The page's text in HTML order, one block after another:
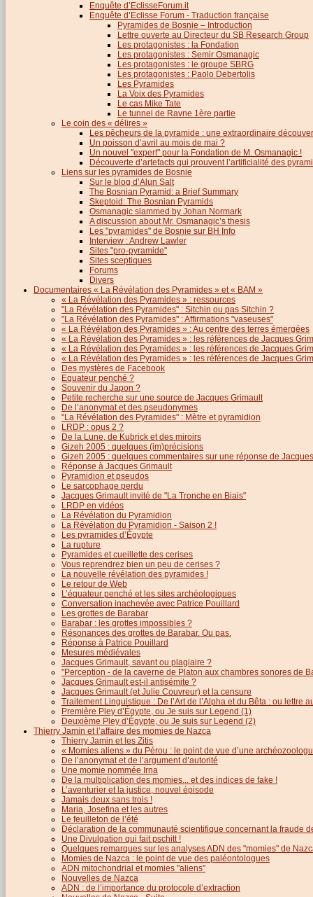
Enquête d’EclisseForum.it
Enquête d’Eclisse Forum - Traduction française
Pyramides de Bosnie – Introduction
Lettre ouverte au Directeur du SB Research Group
Les protagonistes : la Fondation
Les protagonistes : Semir Osmanagic
Les protagonistes : le groupe SBRG
Les protagonistes : Paolo Debertolis
Les Pyramides
La Voix des Pyramides
Le cas Mike Tate
Le tunnel de Ravne 1ère partie
Le coin des « délires »
Les pêcheurs de la pyramide : une extraordinaire
Un poisson d’avril au mois de mai ?
Un nouvel "expert" pour la Fondation de M. Osmanagic !
Découverte d’artefacts qui prouvent l’artificialité des
Liens sur les pyramides de Bosnie
Sur le blog d’Alun Salt
The Bosnian Pyramid: a Brief Summary
Skeptoid: The Bosnian Pyramids
Osmanagic slammed by Johan Normark
A discussion about Mr. Osmanagic’s thesis
Les "pyramides" de Bosnie sur BH Info
Interview : Andrew Lawler
Sites "pro-pyramide"
Sites sceptiques
Forums
Divers
Documentaires « La Révélation des Pyramides » et « BAM »
« La Révélation des Pyramides » : ressources
"La Révélation des Pyramides" : Sitchin ou pas Sitchin ?
"La Révélation des Pyramides" : Affirmations "vaseuses"
« La Révélation des Pyramides » : Au centre des terres émergées
« La Révélation des Pyramides » : les références de Jacques
« La Révélation des Pyramides » : les références de Jacques
« La Révélation des Pyramides » : les références de Jacques
Des mystères de Facebook
Equateur penché ?
Souvenir du Japon ?
Petite recherche sur une source de Jacques Grimault
De l’anonymat et des pseudonymes
"La Révélation des Pyramides" : Mètre et pyramidion
LRDP : opus 2 ?
De la Lune, de Kubrick et des miroirs
Gizeh 2005 : quelques (im)précisions
Gizeh 2005 : quelques commentaires sur une réponse de
Réponse à Jacques Grimault
Pyramidion et pseudos
Le sarcophage perdu
Jacques Grimault invité de "La Tronche en Biais"
LRDP en vidéos
La Révélation du Pyramidion
La Révélation du Pyramidion - Saison 2 !
Les pyramides d’Égypte
La rupture
Pyramides et cueillette des cerises
Vous reprendrez bien un peu de cerises ?
La nouvelle révélation des pyramides !
Le retour de Web
L’équateur penché et les sites archéologiques
Conversation inachevée avec Patrice Pouillard
Les grottes de Barabar
Barabar : les grottes impossibles ?
Résonances des grottes de Barabar. Ou pas.
Réponse à Patrice Pouillard
Mesures médiévales
Jacques Grimault, savant ou plagiaire ?
"Perception - de la caverne de Platon aux chambres sonores de
Jacques Grimault est-il antisémite ?
Jacques Grimault (et Julie Couvreur) et la censure
Traitement Linguistique : De l’Art de l’Alpha et du Bêta : ou lettre
Première Pley d’Égypte, ou Je suis sur Legend (1)
Deuxième Pley d’Égypte, ou Je suis sur Legend (2)
Thierry Jamin et l’affaire des momies de Nazca
Thierry Jamin et les Zitis
« Momies aliens » du Pérou : le point de vue d’une
De l’anonymat et de l’argument d’autorité
Une momie nommée Irna
De la multiplication des momies... et des indices de fake !
L’aventurier et la justice, nouvel épisode
Jamais deux sans trois !
Maria, Josefina et les autres
Le feuilleton de l’été
Déclaration de la communauté scientifique concernant la fraude
Une Divulgation qui fait pschitt !
Quelques remarques sur les analyses ADN des "momies" de
Momies de Nazca : le point de vue des paléontologues
ADN mitochondrial et momies "aliens"
Nouvelles de Nazca
ADN : de l’importance du protocole d’extraction